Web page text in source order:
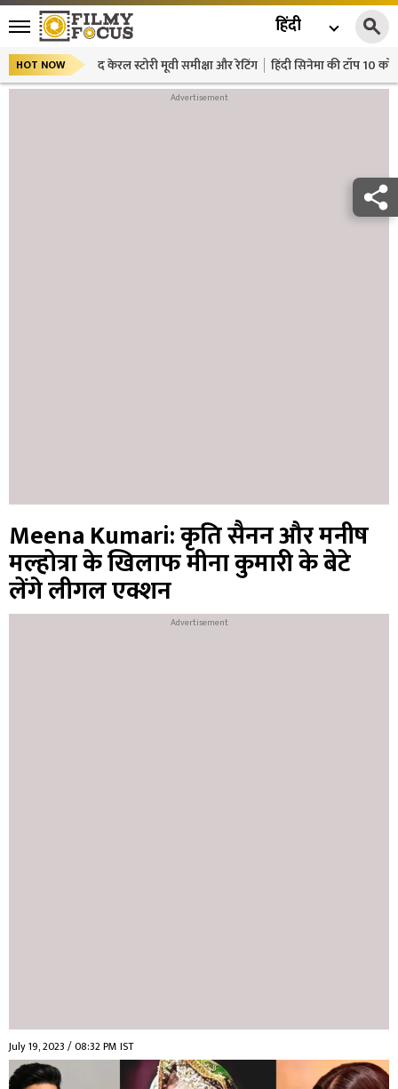
हिंदी
HOT NOW द केरल स्टोरी मूवी समीक्षा और रेटिंग हिंदी सिनेमा की टॉप 10
Meena Kumari: कृति सैनन और मनीष
मल्होत्रा के खिलाफ मीना कुमारी के बेटे
लेंगे लीगल एक्शन
July 19, 2023 / 08:32 PM IST